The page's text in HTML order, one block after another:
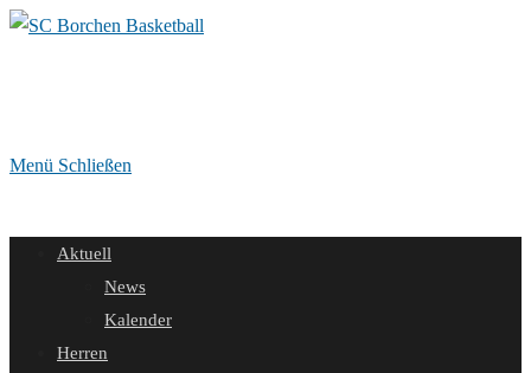
Zum
Menü Schließen
Aktuell
News
Kalender
Herren